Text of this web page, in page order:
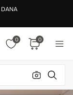
DANA
0 0